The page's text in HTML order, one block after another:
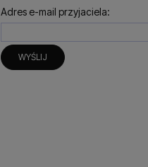
Adres e-mail przyjaciela:
WYŚLIJ